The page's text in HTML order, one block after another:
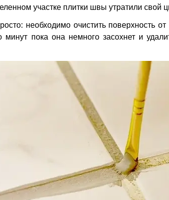
участке плитки швы утратили свой
необходимо очистить поверхность
минут пока она немного засохнет и